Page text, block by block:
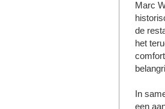
Marc
de
het
In
een